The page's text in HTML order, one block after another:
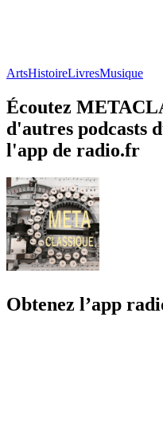
ArtsHistoireLivresMusique
Écoutez
d'autres podcasts
l'app de radio.fr
Obtenez l’app